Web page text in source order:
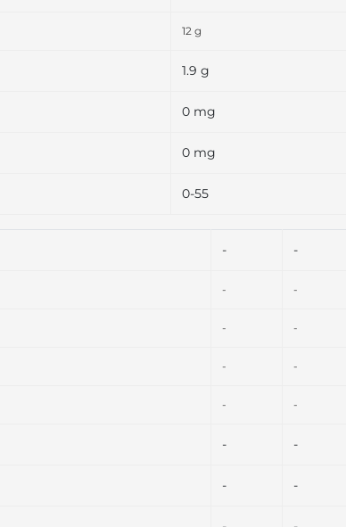
12 g
1.9 g
0 mg
0 mg
0-55
- -
- -
- -
- -
- -
- -
- -